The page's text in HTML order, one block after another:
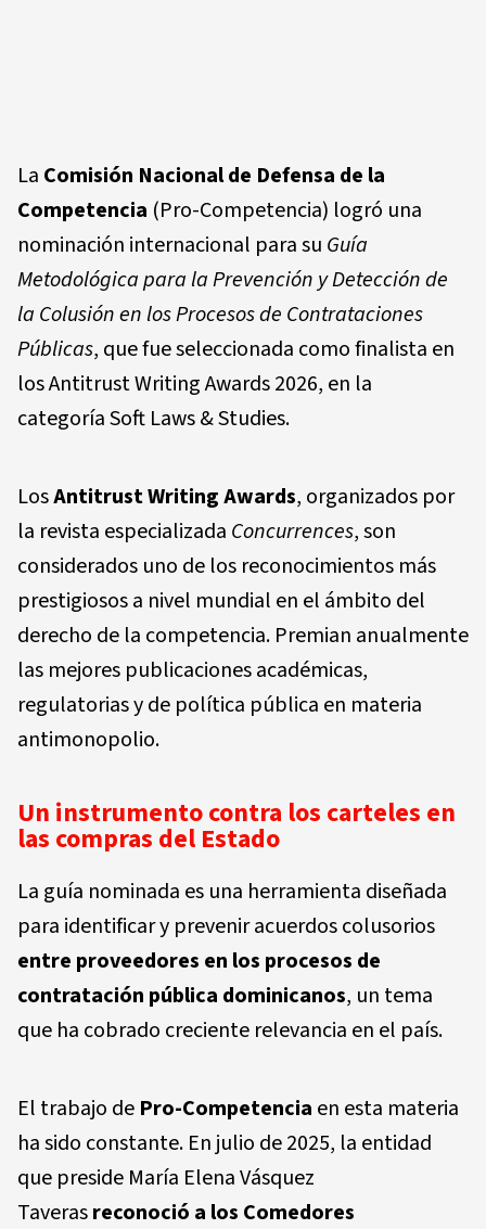
La Comisión Nacional de Defensa de la
Competencia (Pro-Competencia) logró una
nominación internacional para su Guía
Metodológica para la Prevención y Detección de
la Colusión en los Procesos de Contrataciones
Públicas, que fue seleccionada como finalista en
losAntitrust Writing Awards 2026, en la
categoríaSoft Laws & Studies.
LosAntitrust Writing Awards, organizados por
la revista especializada Concurrences, son
considerados uno de los reconocimientos más
prestigiosos a nivel mundial en el ámbito del
derecho de la competencia. Premian anualmente
las mejores publicaciones académicas,
regulatorias y de política pública en materia
antimonopolio.
Un instrumento contra los carteles en
las compras del Estado
La guía nominada es una herramienta diseñada
para identificar y prevenir acuerdos colusorios
entre proveedores en los procesos de
contratación pública dominicanos, un tema
que ha cobrado creciente relevancia en el país.
El trabajo de Pro-Competencia en esta materia
ha sido constante. En julio de 2025, la entidad
que preside María Elena Vásquez
Taverasreconoció a los Comedores